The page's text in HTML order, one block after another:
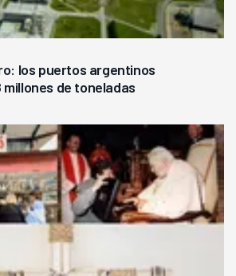
los puertos argentinos
de toneladas